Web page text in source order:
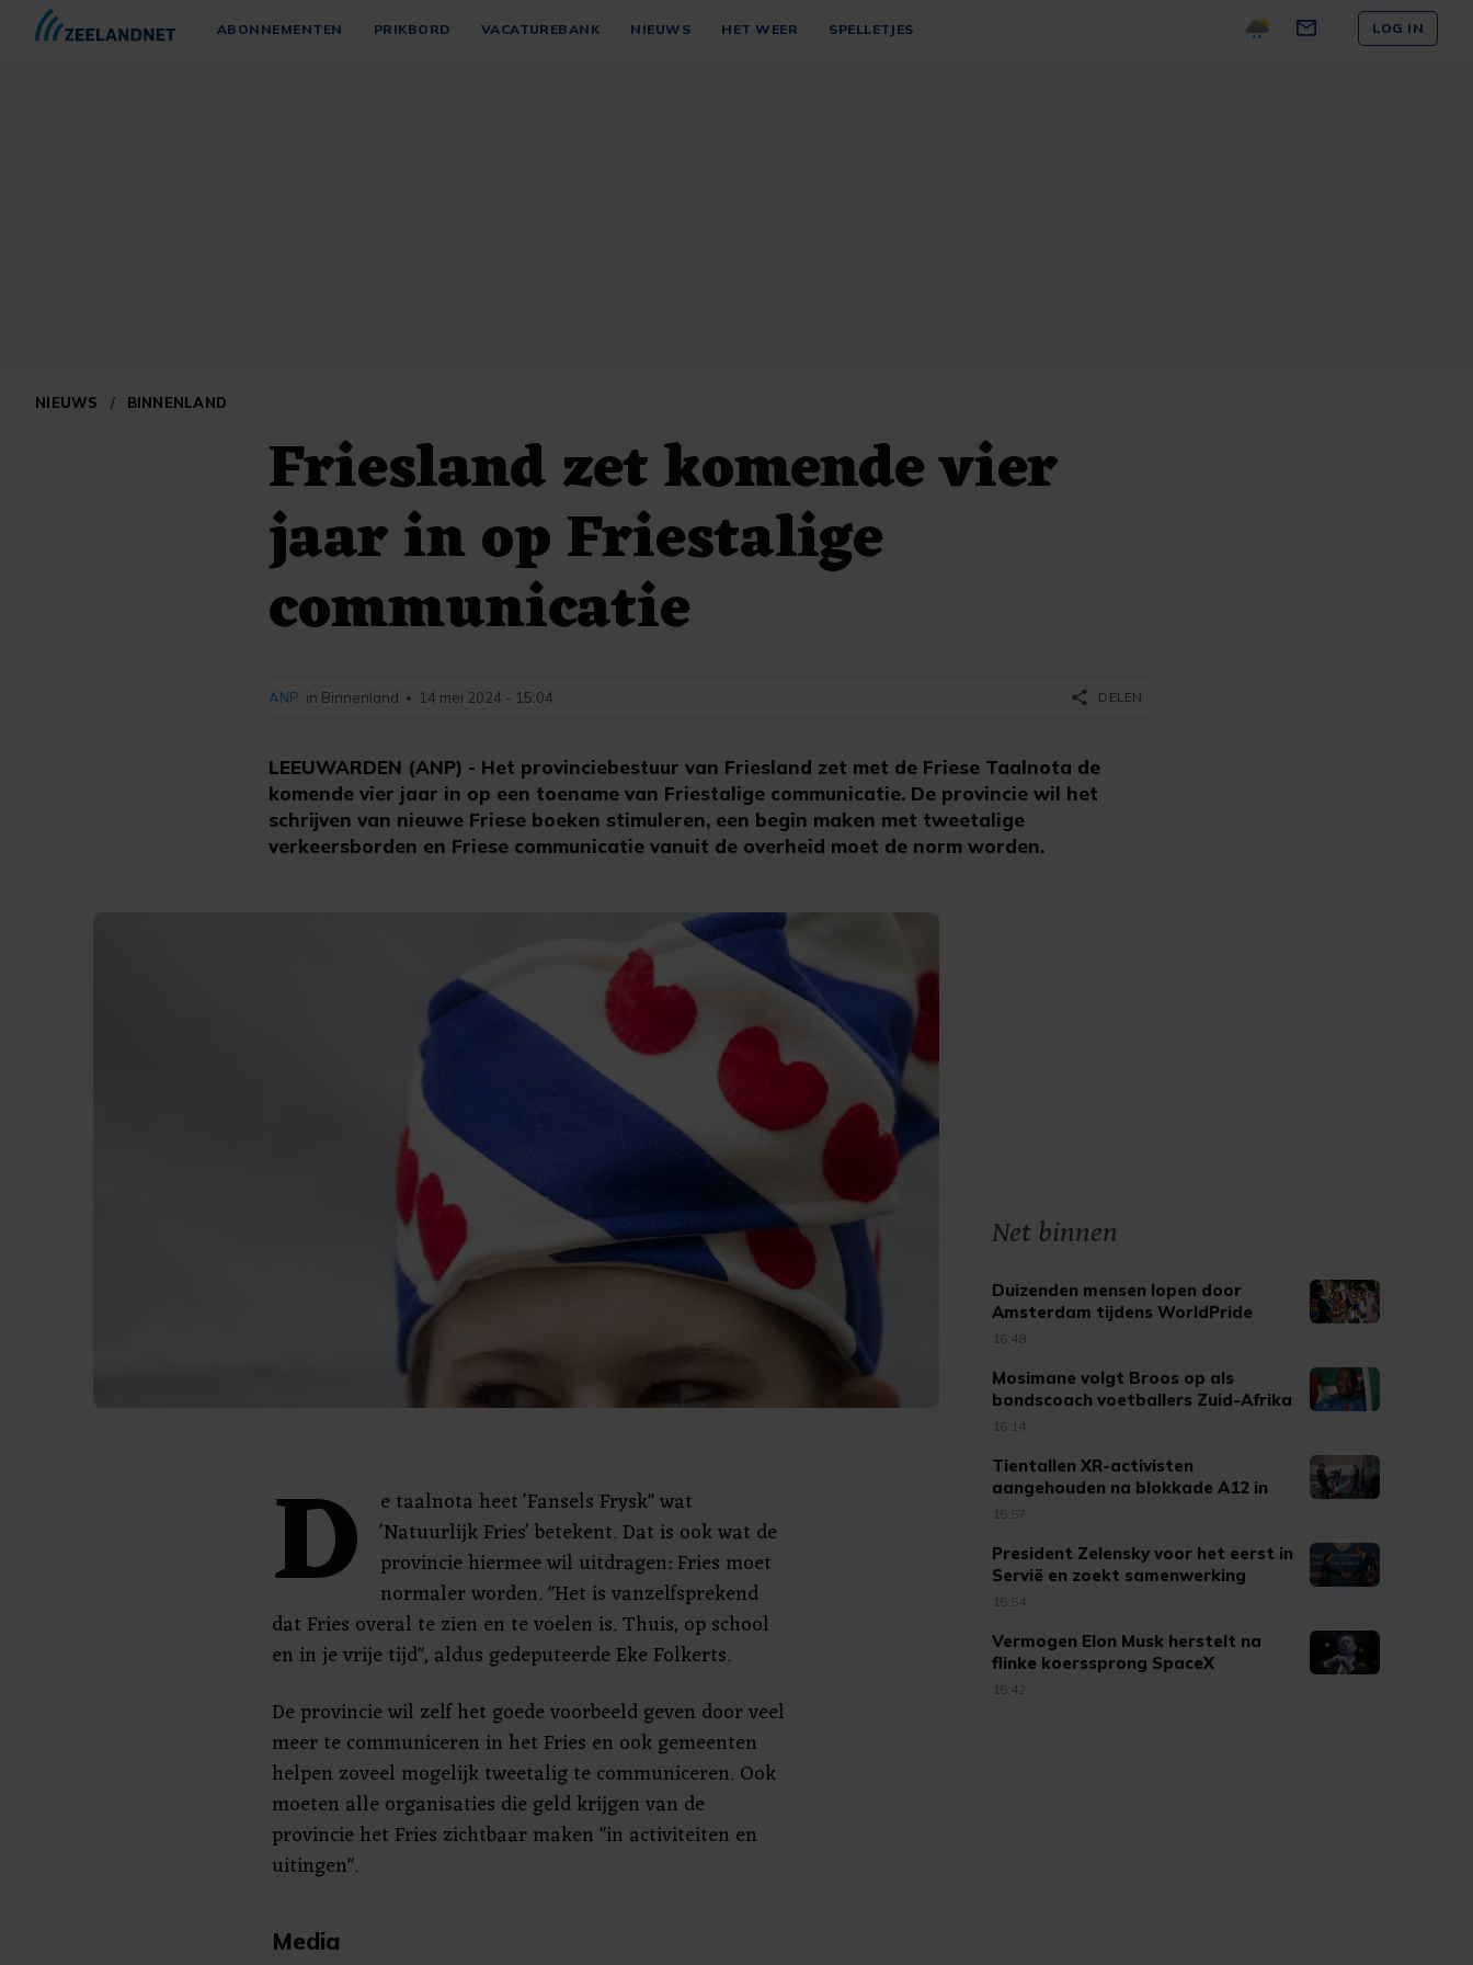
ABONNEMENTEN PRIKBORD VACATUREBANK NIEUWS HET WEER SPELLETJES LOG IN
NIEUWS / BINNENLAND
Friesland zet komende vier
jaar in op Friestalige
communicatie
LEEUWARDEN (ANP) - Het provinciebestuur van Friesland zet met de Friese Taalnota de
komende vier jaar in op een toename van Friestalige communicatie. De provincie wil het
schrijven van nieuwe Friese boeken stimuleren, een begin maken met tweetalige
verkeersborden en Friese communicatie vanuit de overheid moet de norm worden.
ANP in Binnenland • 14 mei 2024 - 15:04 share DELEN
D
e taalnota heet 'Fansels Frysk" wat
'Natuurlijk Fries' betekent. Dat is ook wat de
provincie hiermee wil uitdragen: Fries moet
normaler worden. "Het is vanzelfsprekend
dat Fries overal te zien en te voelen is. Thuis, op school
en in je vrije tijd", aldus gedeputeerde Eke Folkerts.
De provincie wil zelf het goede voorbeeld geven door veel
meer te communiceren in het Fries en ook gemeenten
helpen zoveel mogelijk tweetalig te communiceren. Ook
moeten alle organisaties die geld krijgen van de
provincie het Fries zichtbaar maken "in activiteiten en
uitingen".
Media
Net binnen
Duizenden mensen lopen door
Amsterdam tijdens WorldPride
March
16:48
Mosimane volgt Broos op als
bondscoach voetballers Zuid-Afrika
16:14
Tientallen XR-activisten
aangehouden na blokkade A12 in
Den Haag
15:57
President Zelensky voor het eerst in
Servië en zoekt samenwerking
15:54
Vermogen Elon Musk herstelt na
flinke koerssprong SpaceX
15:42